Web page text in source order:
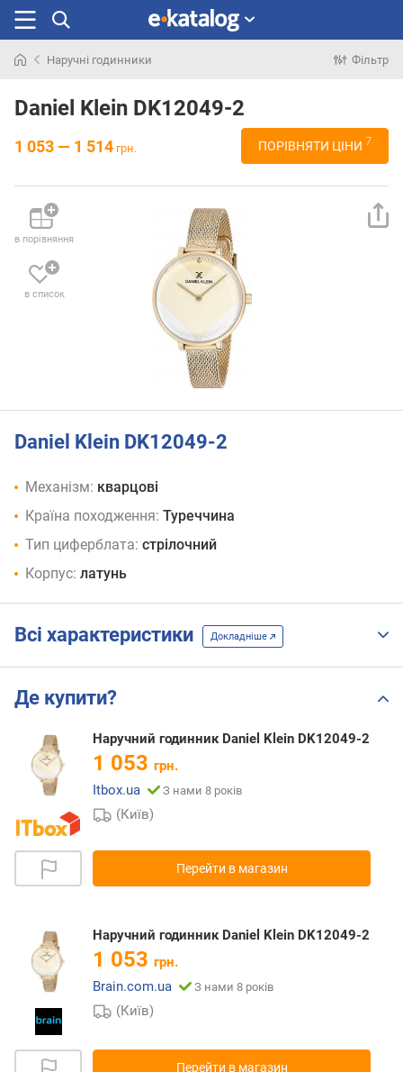
раніше
Наручні годинники Фільтр
Daniel Klein DK12049-2
1 053 — 1 514 грн. ПОРІВНЯТИ ЦІНИ 7
в порівняння
в список
Daniel Klein DK12049-2
Механізм: кварцові
Країна походження: Туреччина
Тип циферблата: стрілочний
Корпус: латунь
Всі характеристики Докладніше
Де купити?
Наручний годинник Daniel Klein DK12049-2
1 053 грн.
Itbox.ua
З нами 8 років
(Київ)
Перейти в магазин
Наручний годинник Daniel Klein DK12049-2
1 053 грн.
Brain.com.ua
З нами 8 років
(Київ)
Перейти в магазин